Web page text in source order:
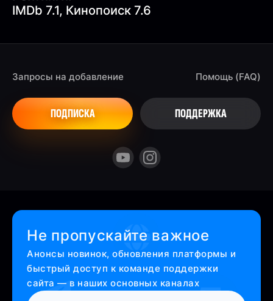
IMDb 7.1, Кинопоиск 7.6
Запросы на добавление
ПОДПИСКА
Помощь (FAQ)
ПОДДЕРЖКА
Не пропускайте важное
Анонсы новинок, обновления платформы и
быстрый доступ к команде поддержки
сайта — в наших основных каналах